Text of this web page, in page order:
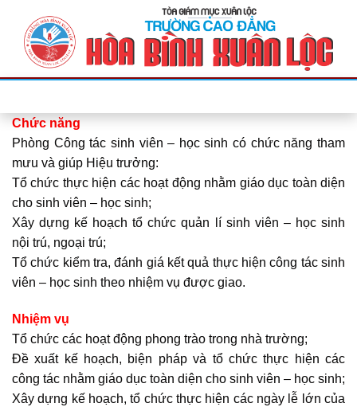
Chức năng
Phòng Công tác sinh viên – học sinh có chức năng tham
mưu và giúp Hiệu trưởng:
Tổ chức thực hiện các hoạt động nhằm giáo dục toàn diện
cho sinh viên – học sinh;
Xây dựng kế hoạch tổ chức quản lí sinh viên – học sinh
nội trú, ngoại trú;
Tổ chức kiểm tra, đánh giá kết quả thực hiện công tác sinh
viên – học sinh theo nhiệm vụ được giao.
Nhiệm vụ
Tổ chức các hoạt động phong trào trong nhà trường;
Đề xuất kế hoạch, biện pháp và tổ chức thực hiện các
công tác nhằm giáo dục toàn diện cho sinh viên – học sinh;
Xây dựng kế hoạch, tổ chức thực hiện các ngày lễ lớn của